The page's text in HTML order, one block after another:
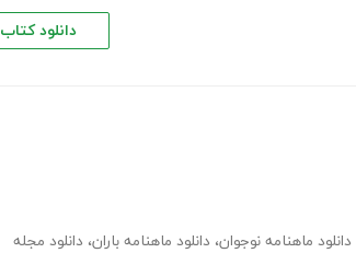
دانلود کتاب
دانلود ماهنامه نوجوان، دانلود ماهنامه باران، دانلود مجله